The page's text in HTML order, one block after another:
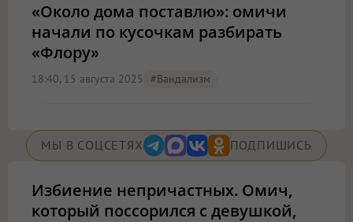
«Около дома поставлю»: омичи
начали по кусочкам разбирать
«Флору»
18:40, 15 августа 2025 #вандализм
МЫ В СОЦСЕТЯХ ПОДПИШИСЬ
Избиение непричастных. Омич,
который поссорился с девушкой,